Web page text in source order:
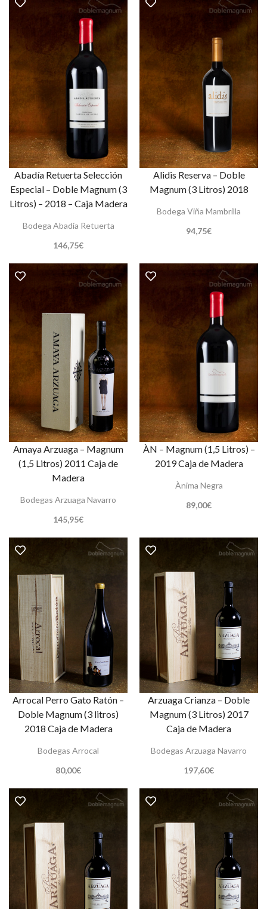
Abadía Retuerta Selección
Especial – Doble Magnum (3
Litros) – 2018 – Caja Madera
Bodega Abadía Retuerta
146,75€
Alidis Reserva – Doble
Magnum (3 Litros) 2018
Bodega Viña Mambrilla
94,75€
Amaya Arzuaga – Magnum
(1,5 Litros) 2011 Caja de
Madera
Bodegas Arzuaga Navarro
145,95€
ÀN – Magnum (1,5 Litros) –
2019 Caja de Madera
Ànima Negra
89,00€
Arrocal Perro Gato Ratón –
Doble Magnum (3 litros)
2018 Caja de Madera
Bodegas Arrocal
80,00€
Arzuaga Crianza – Doble
Magnum (3 Litros) 2017
Caja de Madera
Bodegas Arzuaga Navarro
197,60€